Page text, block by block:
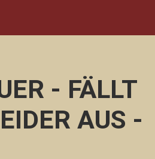
- FÄLLT
AUS -